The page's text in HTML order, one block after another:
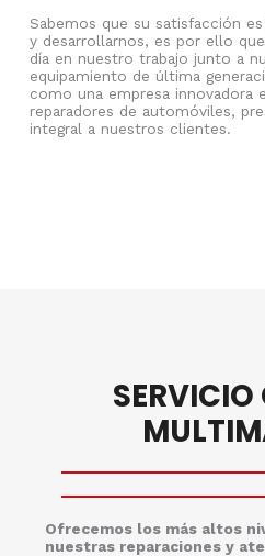
Sabemos que su satisfacción
y desarrollarnos, es por ello
día en nuestro trabajo junto a
equipamiento de última
como una empresa innovadora
reparadores de automóviles,
integral a nuestros clientes.
Ofrecemos los más altos
nuestras reparaciones y